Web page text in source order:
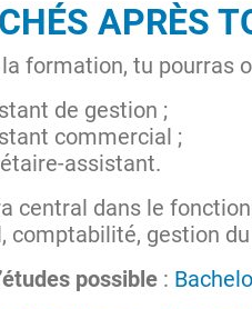
APRÈS
la formation, tu pourras
de gestion ;
commercial ;
assistant.
central dans le
comptabilité, gestion
possible :